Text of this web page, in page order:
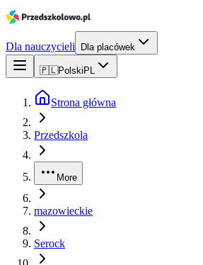
Dla nauczycieli Dla placówek
🇵🇱Polski PL
Strona główna
Przedszkola
More
mazowieckie
Serock